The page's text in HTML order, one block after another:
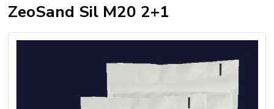
ZeoSand Sil M20 2+1